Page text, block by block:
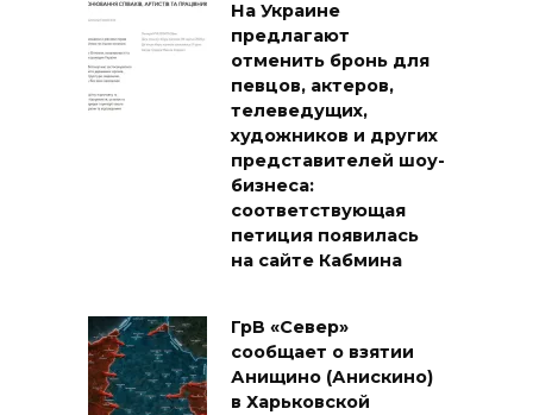
На Украине
предлагают
отменить бронь для
певцов, актеров,
телеведущих,
художников и других
представителей шоу-
бизнеса:
соответствующая
петиция появилась
на сайте Кабмина
ГрВ «Север»
сообщает о взятии
Анищино (Анискино)
в Харьковской